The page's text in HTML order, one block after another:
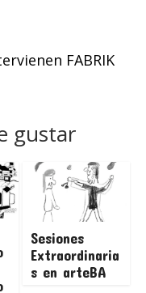
FABRIK
gustar
Sesiones
Extraordinaria
s en arteBA